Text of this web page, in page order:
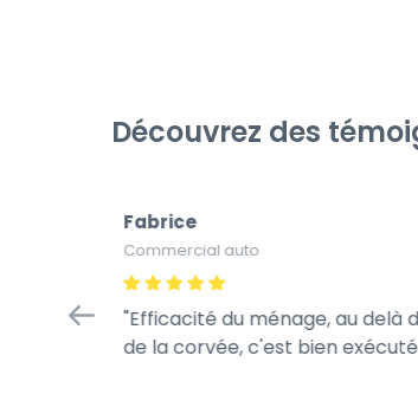
Découvrez des
Fabrice
Commercial auto
Efficacité du ménage, au delà
de la corvée, c'est bien